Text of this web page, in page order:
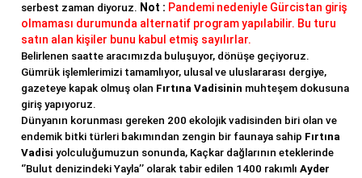
serbest zaman diyoruz. Not : Pandemi nedeniyle Gürcistan giriş
olmaması durumunda alternatif program yapılabilir. Bu turu
satın alan kişiler bunu kabul etmiş sayılırlar.
Belirlenen saatte aracımızda buluşuyor, dönüşe geçiyoruz.
Gümrük işlemlerimizi tamamlıyor, ulusal ve uluslararası dergiye,
gazeteye kapak olmuş olan Fırtına Vadisinin muhteşem dokusuna
giriş yapıyoruz.
Dünyanın korunması gereken 200 ekolojik vadisinden biri olan ve
endemik bitki türleri bakımından zengin bir faunaya sahip Fırtına
Vadisi yolculuğumuzun sonunda, Kaçkar dağlarının eteklerinde
‘’Bulut denizindeki Yayla’’ olarak tabir edilen 1400 rakımlı Ayder